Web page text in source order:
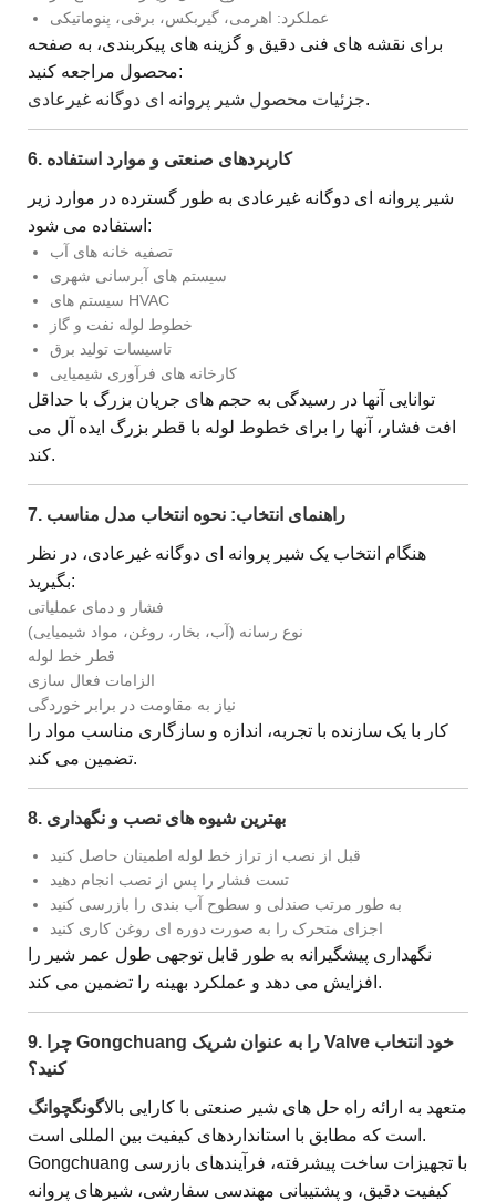
عملکرد: اهرمی، گیربکس، برقی، پنوماتیکی
برای نقشه های فنی دقیق و گزینه های پیکربندی، به صفحه
محصول مراجعه کنید:
جزئیات محصول شیر پروانه ای دوگانه غیرعادی.
6. کاربردهای صنعتی و موارد استفاده
شیر پروانه ای دوگانه غیرعادی به طور گسترده در موارد زیر
استفاده می شود:
تصفیه خانه های آب
سیستم های آبرسانی شهری
سیستم های HVAC
خطوط لوله نفت و گاز
تاسیسات تولید برق
کارخانه های فرآوری شیمیایی
توانایی آنها در رسیدگی به حجم های جریان بزرگ با حداقل
افت فشار، آنها را برای خطوط لوله با قطر بزرگ ایده آل می
کند.
7. راهنمای انتخاب: نحوه انتخاب مدل مناسب
هنگام انتخاب یک شیر پروانه ای دوگانه غیرعادی، در نظر
بگیرید:
فشار و دمای عملیاتی
نوع رسانه (آب، بخار، روغن، مواد شیمیایی)
قطر خط لوله
الزامات فعال سازی
نیاز به مقاومت در برابر خوردگی
کار با یک سازنده با تجربه، اندازه و سازگاری مناسب مواد را
تضمین می کند.
8. بهترین شیوه های نصب و نگهداری
قبل از نصب از تراز خط لوله اطمینان حاصل کنید
تست فشار را پس از نصب انجام دهید
به طور مرتب صندلی و سطوح آب بندی را بازرسی کنید
اجزای متحرک را به صورت دوره ای روغن کاری کنید
نگهداری پیشگیرانه به طور قابل توجهی طول عمر شیر را
افزایش می دهد و عملکرد بهینه را تضمین می کند.
9. چرا Gongchuang را به عنوان شریک Valve خود انتخاب
کنید؟
گونگچوانگمتعهد به ارائه راه حل های شیر صنعتی با کارایی بالا
است که مطابق با استانداردهای کیفیت بین المللی است.
Gongchuang با تجهیزات ساخت پیشرفته، فرآیندهای بازرسی
کیفیت دقیق، و پشتیبانی مهندسی سفارشی، شیرهای پروانه